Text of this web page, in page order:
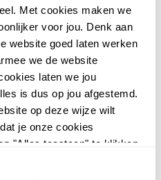
Met cookies maken we
voor jou. Denk aan
website goed laten werken
we de website
laten we jou
is dus op jou afgestemd.
op deze wijze wilt
je onze cookies
"Alles toestaan" te klikken.